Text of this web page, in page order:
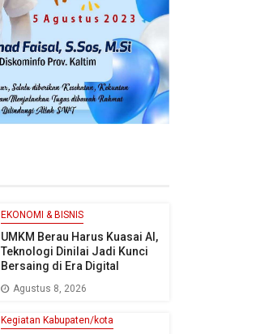
EKONOMI & BISNIS
UMKM Berau Harus Kuasai AI,
Teknologi Dinilai Jadi Kunci
Bersaing di Era Digital
Agustus 8, 2026
Kegiatan Kabupaten/kota